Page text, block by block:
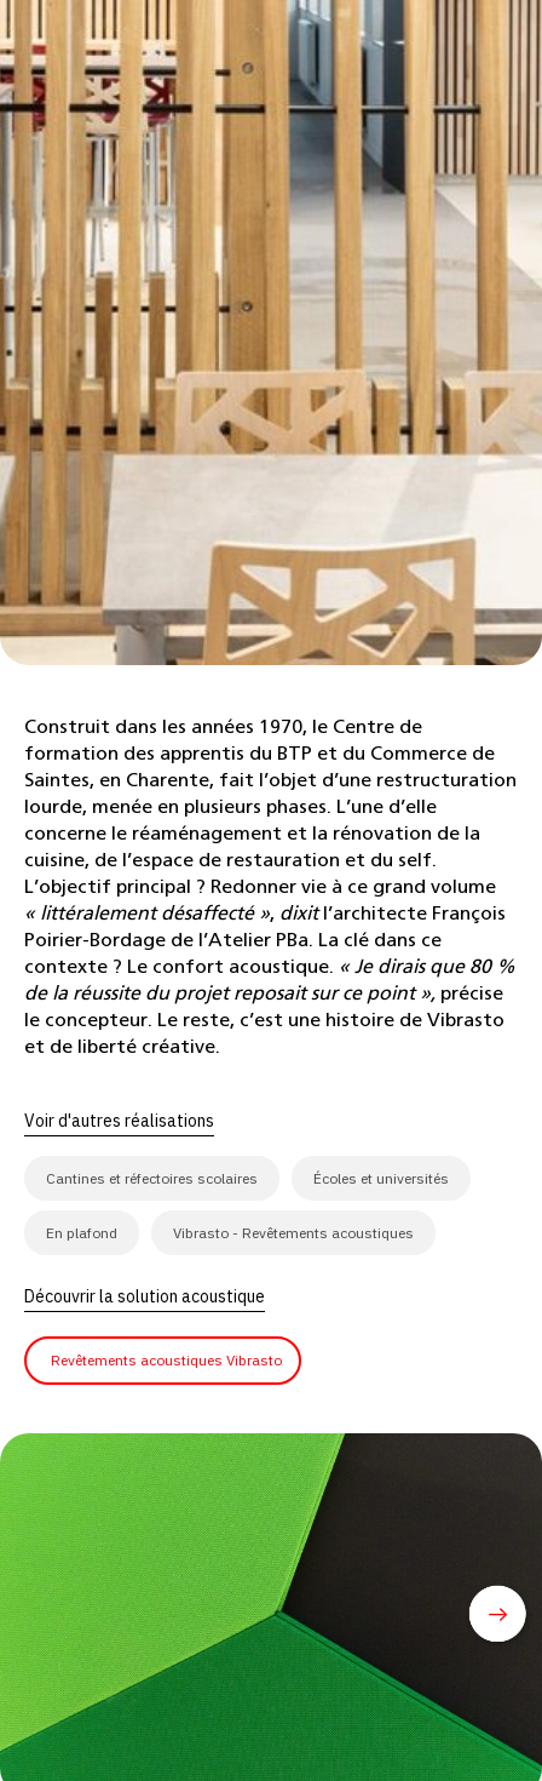
Construit dans les années 1970, le Centre de
formation des apprentis du BTP et du Commerce de
Saintes, en Charente, fait l’objet d’une restructuration
lourde, menée en plusieurs phases. L’une d’elle
concerne le réaménagement et la rénovation de la
cuisine, de l’espace de restauration et du self.
L’objectif principal ? Redonner vie à ce grand volume
« littéralement désaffecté », dixitl’architecte François
Poirier-Bordage de l’Atelier PBa. La clé dans ce
contexte ? Le confort acoustique. « Je dirais que 80 %
de la réussite du projet reposait sur ce point », précise
le concepteur. Le reste, c’est une histoire de Vibrasto
et de liberté créative.
Voir d'autres réalisations
Cantines et réfectoires scolaires Écoles et universités
En plafond Vibrasto - Revêtements acoustiques
Découvrir la solution acoustique
Revêtements acoustiques Vibrasto